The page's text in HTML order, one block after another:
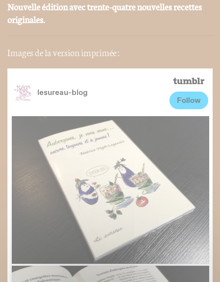
Nouvelle édition avec trente-quatre nouvelles recettes
originales.
Images de la version imprimée :